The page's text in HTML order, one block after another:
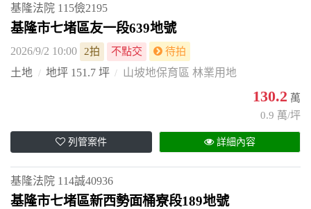
基隆法院 115儉2195
基隆市七堵區友一段639地號
2026/9/2 10:00 2拍 不點交 待拍
土地 地坪 151.7 坪 山坡地保育區 林業用地
130.2 萬
0.9 萬/坪
列管案件 詳細內容
基隆法院 114誠40936
基隆市七堵區新西勢面桶寮段189地號